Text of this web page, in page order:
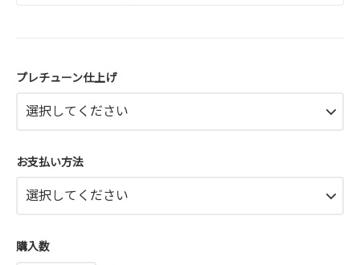
プレチューン仕上げ
お支払い方法
購入数